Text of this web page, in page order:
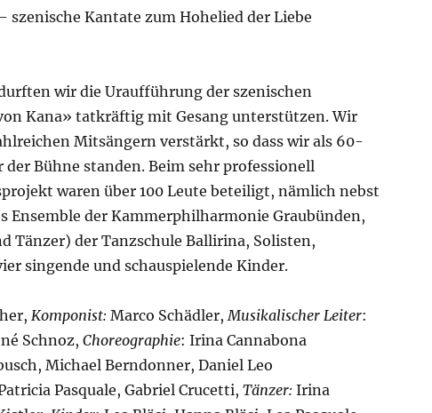
szenische Kantate zum Hohelied der Liebe
wir die Uraufführung der szenischen
Kana» tatkräftig mit Gesang unterstützen. Wir
Mitsängern verstärkt, so dass wir als 60-
Bühne standen. Beim sehr professionell
waren über 100 Leute beteiligt, nämlich nebst
Ensemble der Kammerphilharmonie Graubünden,
Tänzer) der Tanzschule Ballirina, Solisten,
singende und schauspielende Kinder.
Komponist: Marco Schädler,Musikalischer Leiter:
Schnoz, Choreographie: Irina Cannabona
Michael Berndonner, Daniel Leo
Pasquale, Gabriel Crucetti, Tänzer: Irina